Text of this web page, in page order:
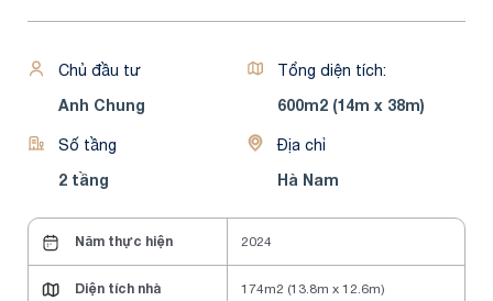
Chủ đầu tư
Anh Chung
Tổng diện tích:
600m2 (14m x 38m)
Số tầng
2 tầng
Địa chỉ
Hà Nam
Năm thực hiện 2024
Diện tích nhà 174m2 (13.8m x 12.6m)